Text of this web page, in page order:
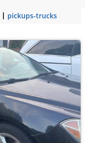
pickups-trucks